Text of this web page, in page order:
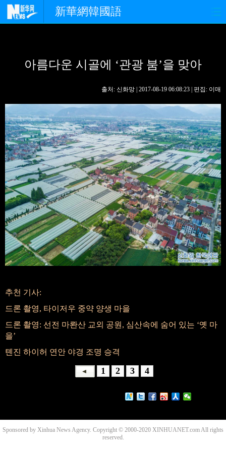
新華網韓國語
경제 사회 포토
핫 TV 문화
연예 관광 오피니언
생생 중국어
아름다운 시골에 ‘관광 붐’을 맞아
출처: 신화망 | 2017-08-19 06:08:23 | 편집: 이매
추천 기사:
드론 촬영, 타이저우 중약 양생 마을
드론 촬영: 선전 마롼산 교외 공원, 심산속에 숨어 있는 ‘옛 마
을’
톈진 하이허 연안 야경 조명 승격
1 2 3 4